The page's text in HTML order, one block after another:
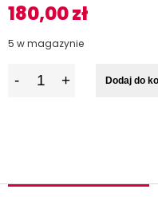
180,00zł
5 w magazynie
Dodaj do